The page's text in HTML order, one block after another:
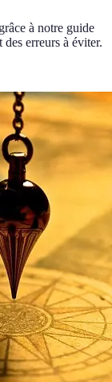
à notre guide
erreurs à éviter.